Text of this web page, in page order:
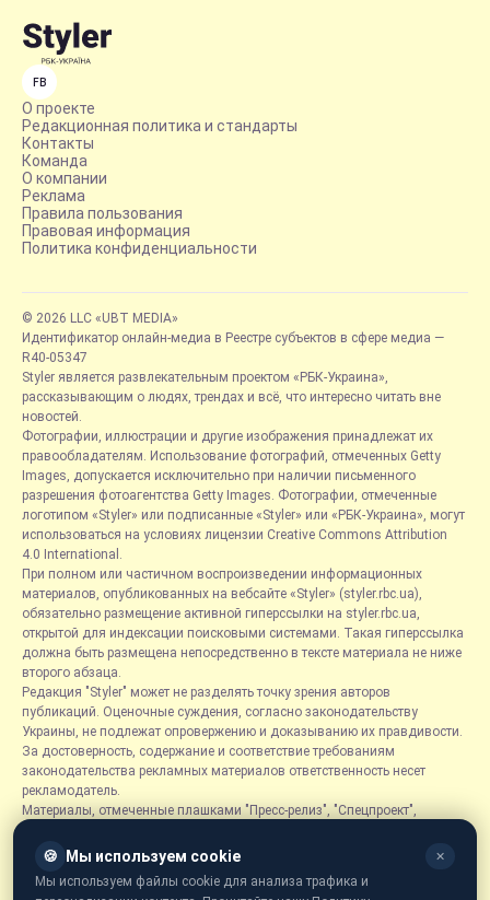
FB
О проекте
Редакционная политика и стандарты
Контакты
Команда
О компании
Реклама
Правила пользования
Правовая информация
Политика конфиденциальности
© 2026 LLC «UBT MEDIA»
Идентификатор онлайн-медиа в Реестре субъектов в сфере медиа —
R40-05347
Styler является развлекательным проектом «РБК-Украина»,
рассказывающим о людях, трендах и всё, что интересно читать вне
новостей.
Фотографии, иллюстрации и другие изображения принадлежат их
правообладателям. Использование фотографий, отмеченных Getty
Images, допускается исключительно при наличии письменного
разрешения фотоагентства Getty Images. Фотографии, отмеченные
логотипом «Styler» или подписанные «Styler» или «РБК-Украина», могут
использоваться на условиях лицензии Creative Commons Attribution
4.0 International.
При полном или частичном воспроизведении информационных
материалов, опубликованных на вебсайте «Styler» (styler.rbc.ua),
обязательно размещение активной гиперссылки на styler.rbc.ua,
открытой для индексации поисковыми системами. Такая гиперссылка
должна быть размещена непосредственно в тексте материала не ниже
второго абзаца.
Редакция "Styler" может не разделять точку зрения авторов
публикаций. Оценочные суждения, согласно законодательству
Украины, не подлежат опровержению и доказыванию их правдивости.
За достоверность, содержание и соответствие требованиям
законодательства рекламных материалов ответственность несет
рекламодатель.
Материалы, отмеченные плашками "Пресс-релиз", "Спецпроект",
размещаются на правах рекламы.
Рубрика «Новости компаний» является информационным форматом,
содержащим новости, сообщения и объявления, связанные с
🍪 Мы используем cookie ✕
Мы используем файлы cookie для анализа трафика и